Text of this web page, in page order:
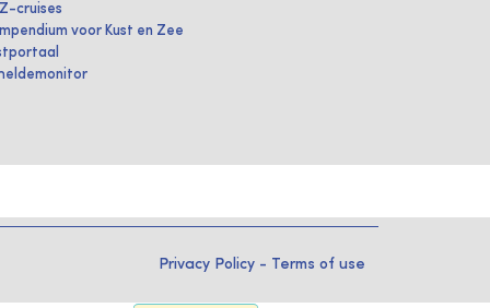
cruises
voor Kust en Zee
Privacy Policy - Terms of use